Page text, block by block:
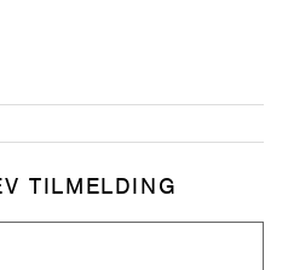
TILMELDING